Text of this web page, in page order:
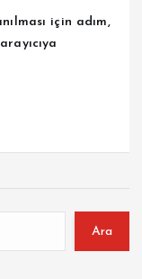
için adım,
Ara